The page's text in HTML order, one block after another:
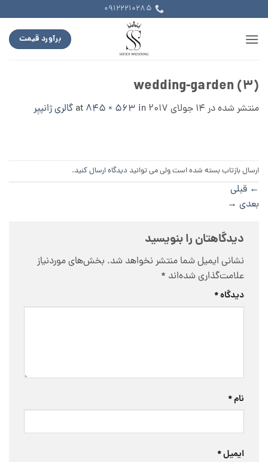
to
content
09122210285
برآورد قیمت
wedding-garden (3)
منتشر شده در 14 جولای 2017 845 × 563 in گالری ژانپیِر
ارسال بازتاب بسته شده است ولی می توانید دیدگاه ارسال کنید.
← قبلی
بعدی →
دیدگاهتان را بنویسید
نشانی ایمیل شما منتشر نخواهد شد. بخش‌های موردنیاز
علامت‌گذاری شده‌اند *
دیدگاه*
نام*
ایمیل*